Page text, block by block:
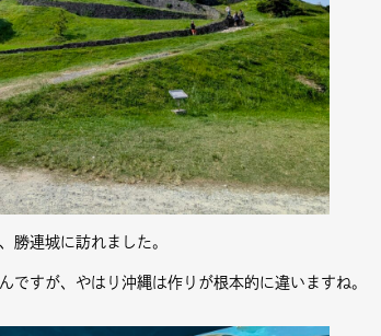
勝連城に訪れました。
ですが、やはり沖縄は作りが根本的に違いますね。